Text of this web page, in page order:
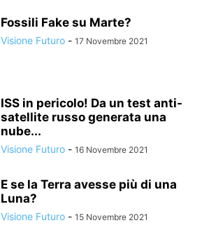
Fossili Fake su Marte?
Visione Futuro - 17 Novembre 2021
ISS in pericolo! Da un test anti-
satellite russo generata una
nube...
Visione Futuro - 16 Novembre 2021
E se la Terra avesse più di una
Luna?
Visione Futuro - 15 Novembre 2021